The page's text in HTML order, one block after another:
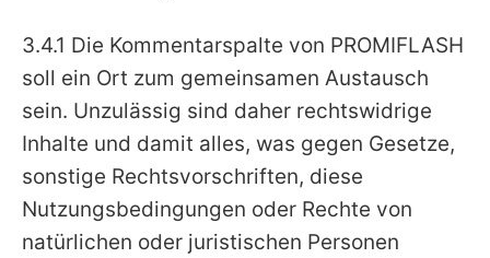
3.4.1 Die Kommentarspalte von PROMIFLASH
soll ein Ort zum gemeinsamen Austausch
sein. Unzulässig sind daher rechtswidrige
Inhalte und damit alles, was gegen Gesetze,
sonstige Rechtsvorschriften, diese
Nutzungsbedingungen oder Rechte von
natürlichen oder juristischen Personen